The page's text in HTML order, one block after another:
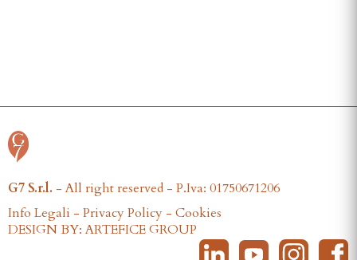
G7 S.r.l. - All right reserved - P.Iva: 01750671206
Info Legali - Privacy Policy - Cookies
DESIGN BY: ARTEFICE GROUP